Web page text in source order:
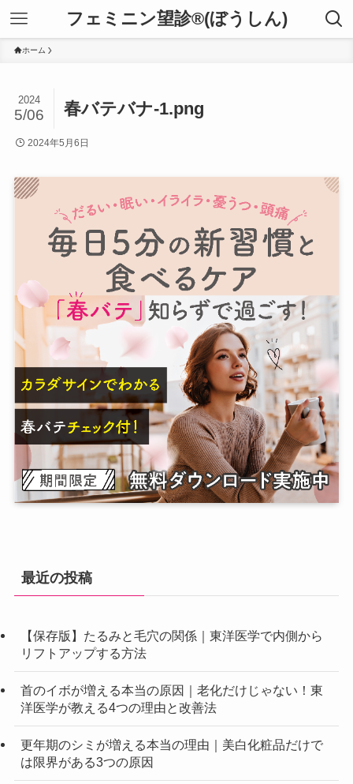
フェミニン望診®(ぼうしん)
ホーム
春バテバナ-1.png
2024
5/06
2024年5月6日
最近の投稿
【保存版】たるみと毛穴の関係｜東洋医学で内側から
リフトアップする方法
首のイボが増える本当の原因｜老化だけじゃない！東
洋医学が教える4つの理由と改善法
更年期のシミが増える本当の理由｜美白化粧品だけで
は限界がある3つの原因